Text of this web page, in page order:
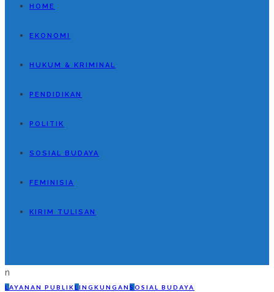
HOME
EKONOMI
HUKUM & KRIMINAL
PENDIDIKAN
POLITIK
SOSIAL BUDAYA
FEMINISIA
KIRIM TULISAN
n
L AYANAN PUBLIKL INGKUNGAN S OSIAL BUDAYA